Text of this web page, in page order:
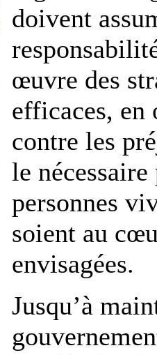
doivent
œuvre des
efficaces, en
contre les
le
personnes
soient au
envisagées.
Jusqu’à